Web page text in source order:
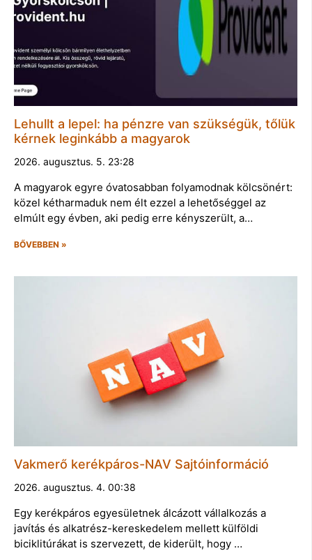
Lehullt a lepel: ha pénzre van szükségük, tőlük
kérnek leginkább a magyarok
2026. augusztus. 5. 23:28
A magyarok egyre óvatosabban folyamodnak kölcsönért:
közel kétharmaduk nem élt ezzel a lehetőséggel az
elmúlt egy évben, aki pedig erre kényszerült, a…
BŐVEBBEN »
Vakmerő kerékpáros-NAV Sajtóinformáció
2026. augusztus. 4. 00:38
Egy kerékpáros egyesületnek álcázott vállalkozás a
javítás és alkatrész-kereskedelem mellett külföldi
biciklitúrákat is szervezett, de kiderült, hogy …